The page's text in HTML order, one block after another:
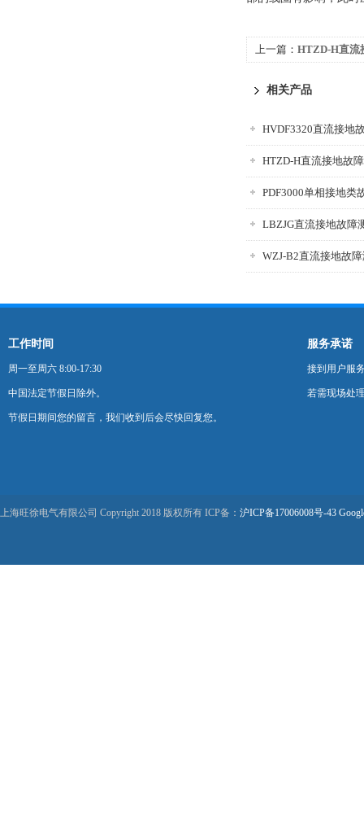
上一篇： HTZD-H直流
相关产品
HVDF3320直流接地
HTZD-H直流接地故
PDF3000单相接地类
LBZJG直流接地故障
WZJ-B2直流接地故
工作时间
周一至周六 8:00-17:30
中国法定节假日除外。
节假日期间您的留言，我们收到后会尽快回复您。
服务承诺
接到用户服
若需现场处
上海旺徐电气有限公司 Copyright 2018 版权所有 ICP备： 沪ICP备17006008号-43